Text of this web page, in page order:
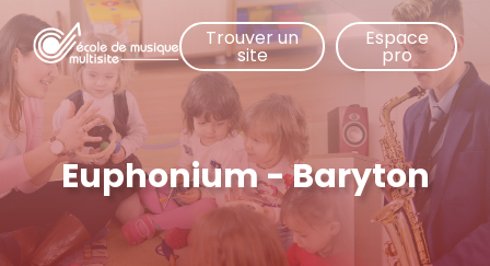
Aller
contenu
principal
Trouver un
site
Espace
pro
Euphonium - Baryton